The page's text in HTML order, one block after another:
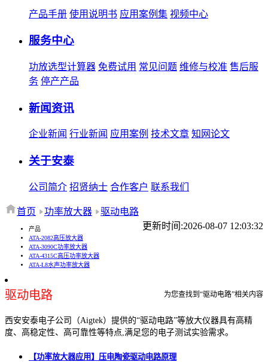
产品手册 使用说明书 应用案例集 视频中心
服务中心
功放选型计算器 免费试用 常见问题 维修与校准 售后服
务 停产产品
新闻资讯
企业新闻 行业新闻 应用案例 技术文章 知网论文
关于安泰
公司简介 招贤纳士 合作客户 联系我们
首页 功率放大器
驱动电路
更新时间:2026-08-07 12:03:32
产品
ATA-2082高压放大器
ATA-3090C功率放大器
ATA-4315C高压功率放大器
ATA-L8水声功率放大器
驱动电路 为您查找到“驱动电路”相关内容
西安安泰电子公司（Aigtek）提供的“驱动电路”等放大仪器具有高精
度、高稳定性、高可靠性等特点,满足您的电子测试实验需求。
【功率放大器应用】压电陶瓷驱动电路原理